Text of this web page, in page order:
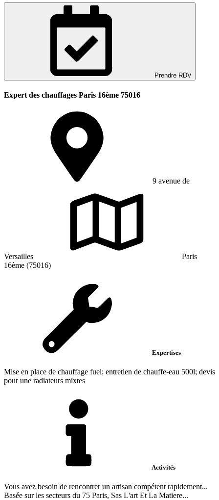
Prendre RDV
Expert des chauffages Paris 16ème 75016
9 avenue de
Versailles
Paris
16ème (75016)
Expertises
Mise en place de chauffage fuel; entretien de chauffe-eau 500l; devis
pour une radiateurs mixtes
Activités
Vous avez besoin de rencontrer un artisan compétent rapidement...
Basée sur les secteurs du 75 Paris, Sas L'art Et La Matiere...